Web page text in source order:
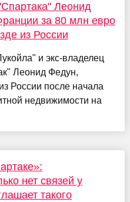
Леонид
за 80 млн евро
из России
и экс-владелец
Леонид Федун,
России после начала
недвижимости на
нет связей у
такого